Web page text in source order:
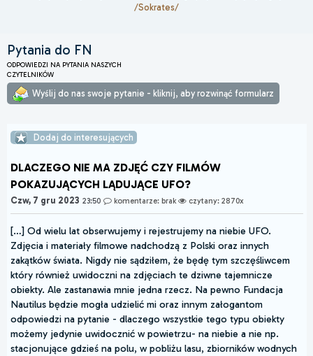
/Sokrates/
Pytania do FN
ODPOWIEDZI NA PYTANIA NASZYCH
CZYTELNIKÓW
Wyślij do nas swoje pytanie - kliknij, aby rozwinąć formularz
Dodaj do interesujących
DLACZEGO NIE MA ZDJĘĆ CZY FILMÓW
POKAZUJĄCYCH LĄDUJĄCE UFO?
Czw, 7 gru 2023 23:50 komentarze: brak czytany: 2870x
[…] Od wielu lat obserwujemy i rejestrujemy na niebie UFO.
Zdjęcia i materiały filmowe nadchodzą z Polski oraz innych
zakątków świata. Nigdy nie sądziłem, że będę tym szczęśliwcem
który również uwidoczni na zdjęciach te dziwne tajemnicze
obiekty. Ale zastanawia mnie jedna rzecz. Na pewno Fundacja
Nautilus będzie mogła udzielić mi oraz innym załogantom
odpowiedzi na pytanie - dlaczego wszystkie tego typu obiekty
możemy jedynie uwidocznić w powietrzu- na niebie a nie np.
stacjonujące gdzieś na polu, w pobliżu lasu, zbiorników wodnych